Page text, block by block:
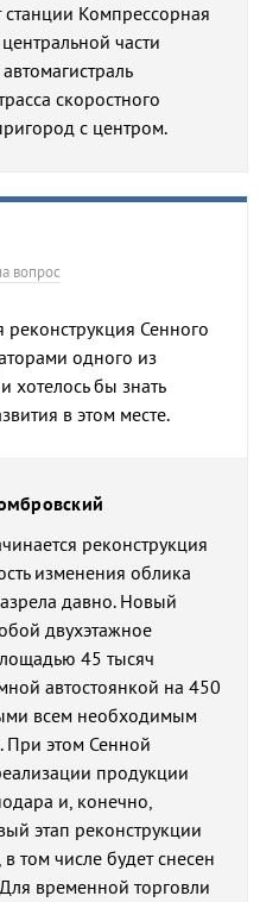
станции Компрессорная
части
скоростного
с центром.
вопрос
реконструкция Сенного
одного из
бы знать
в этом месте.
реконструкция
изменения облика
давно. Новый
двухэтажное
45 тысяч
автостоянкой на 450
всем необходимым
При этом Сенной
продукции
и, конечно,
этап реконструкции
том числе будет снесен
временной торговли